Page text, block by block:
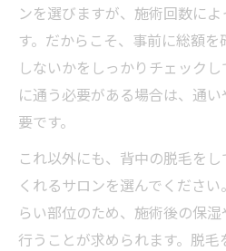
ンを選びますが、施術回数に
す。だからこそ、事前に総額
しないかをしっかりチェック
に通う必要がある場合は、通
要です。
これ以外にも、背中の脱毛を
くれるサロンを選んでくださ
らい部位のため、施術後の保
行うことが求められます。脱